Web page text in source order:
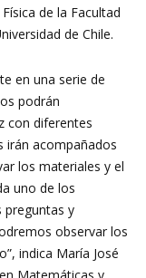
de la Facultad
de Chile.
en una serie de
podrán
con diferentes
irán acompañados
los materiales y el
uno de los
preguntas y
observar los
indica María José